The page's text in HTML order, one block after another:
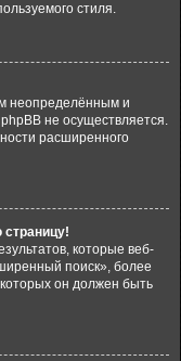
стиля.
неопределённым и
не осуществляется.
расширенного
страницу!
которые веб-
поиск», более
он должен быть